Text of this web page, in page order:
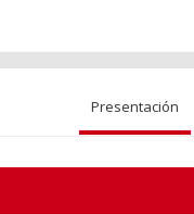
Presentación